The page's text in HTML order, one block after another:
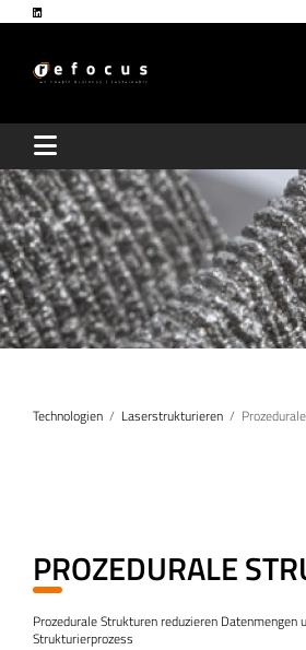
Technologien Laserstrukturieren
PROZEDURALE
Prozedurale Strukturen reduzieren Datenmengen
Strukturierprozess